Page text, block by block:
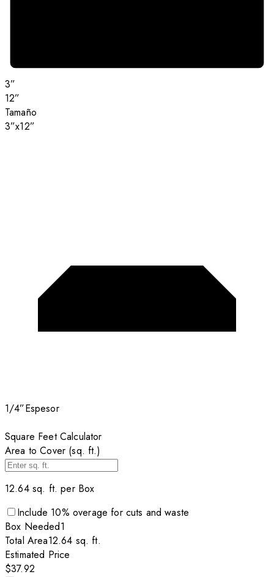
3”
12”
Tamaño
3”x12”
1/4”Espesor
Square Feet Calculator
Area to Cover (sq. ft.)
12.64sq. ft. per Box
Include 10% overage for cuts and waste
Box Needed1
Total Area12.64 sq. ft.
Estimated Price
$37.92